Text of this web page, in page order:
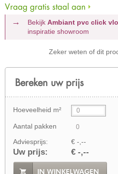
Vraag gratis staal aan
Bekijk Ambiant pvc click
inspiratie showroom
Zeker weten of dit
Bereken uw prijs
Hoeveelheid m²
Aantal pakken
Adviesprijs: € -,--
Uw prijs: € -,--
IN WINKELWAGEN